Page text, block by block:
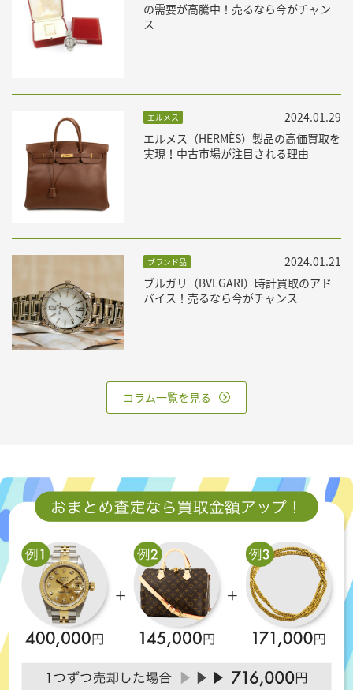
の需要が高騰中！売るなら今がチャン
ス
エルメス
エルメス（HERMÈS）製品の高価買取を
実現！中古市場が注目される理由
2024.01.29
ブランド品
ブルガリ（BVLGARI）時計買取のアド
バイス！売るなら今がチャンス
2024.01.21
コラム一覧を見る